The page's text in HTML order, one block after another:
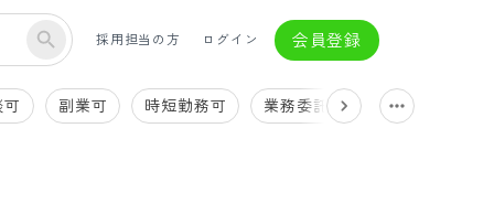
採用担当の方 ログイン 会員登録
可 副業可 時短勤務可 業務委託契約可